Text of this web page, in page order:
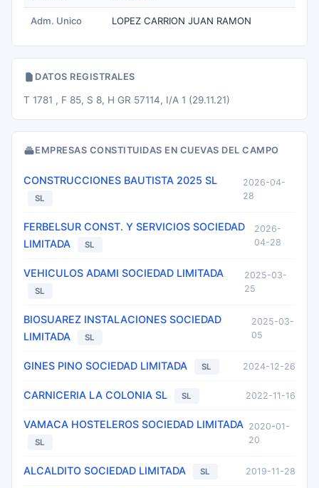
Adm. Unico LOPEZ CARRION JUAN RAMON
DATOS REGISTRALES
T 1781 , F 85, S 8, H GR 57114, I/A 1 (29.11.21)
EMPRESAS CONSTITUIDAS EN CUEVAS DEL CAMPO
CONSTRUCCIONES BAUTISTA 2025 SL
SL
2026-04-
28
FERBELSUR CONST. Y SERVICIOS SOCIEDAD
LIMITADA
SL
2026-
04-28
VEHICULOS ADAMI SOCIEDAD LIMITADA
SL
2025-03-
25
BIOSUAREZ INSTALACIONES SOCIEDAD
LIMITADA
SL
2025-03-
05
GINES PINO SOCIEDAD LIMITADA SL 2024-12-26
CARNICERIA LA COLONIA SL SL 2022-11-16
VAMACA HOSTELEROS SOCIEDAD LIMITADA
SL
2020-01-
20
ALCALDITO SOCIEDAD LIMITADA SL 2019-11-28